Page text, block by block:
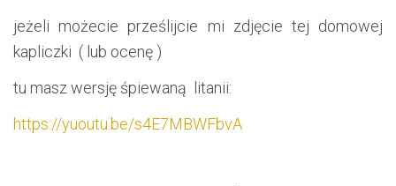
jeżeli możecie prześlijcie mi zdjęcie tej domowej
kapliczki ( lub ocenę )
tu masz wersję śpiewaną litanii:
https://yuoutu.be/s4E7MBWFbvA